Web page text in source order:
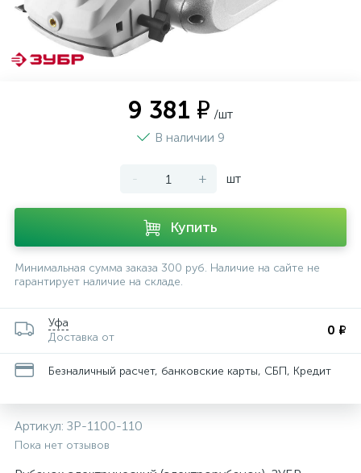
9 381 ₽ /шт
В наличии 9
- + шт
Купить
Минимальная сумма заказа 300 руб. Наличие на сайте не
гарантирует наличие на складе.
Уфа
Доставка от
0 ₽
Безналичный расчет, банковские карты, СБП, Кредит
Артикул: ЗР-1100-110
Пока нет отзывов